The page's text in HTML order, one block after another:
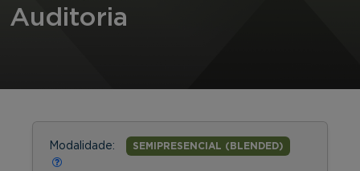
Auditoria
Modalidade: SEMIPRESENCIAL (BLENDED)